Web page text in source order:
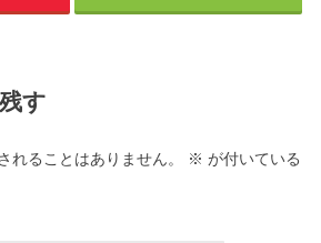
す
れることはありません。 ※ が付いている